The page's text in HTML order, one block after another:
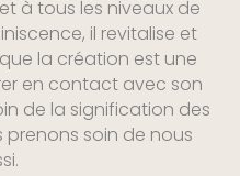
à tous les niveaux de
il revitalise et
la création est une
en contact avec son
de la signification des
prenons soin de nous